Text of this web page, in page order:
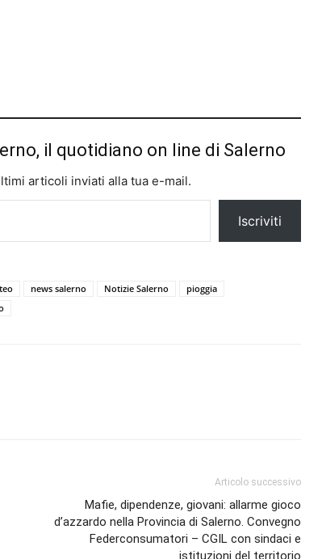
il quotidiano on line di Salerno
articoli inviati alla tua e-mail.
Iscriviti
news salerno Notizie Salerno
pioggia
Articolo successivo
Mafie, dipendenze, giovani: allarme gioco
d’azzardo nella Provincia di Salerno. Convegno
Federconsumatori – CGIL con sindaci e
istituzioni del territorio